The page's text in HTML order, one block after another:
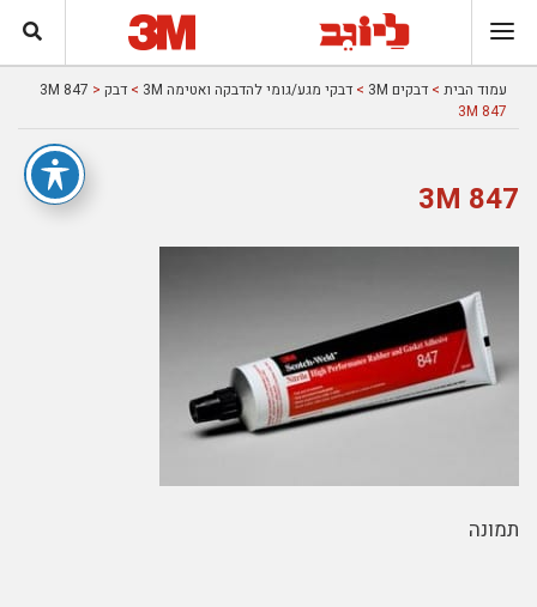
עמוד הבית > דבקים 3M > דבקי מגע/גומי להדבקה ואטימה 3M > דבק 3M 847 >
3M 847
3M 847
תמונה